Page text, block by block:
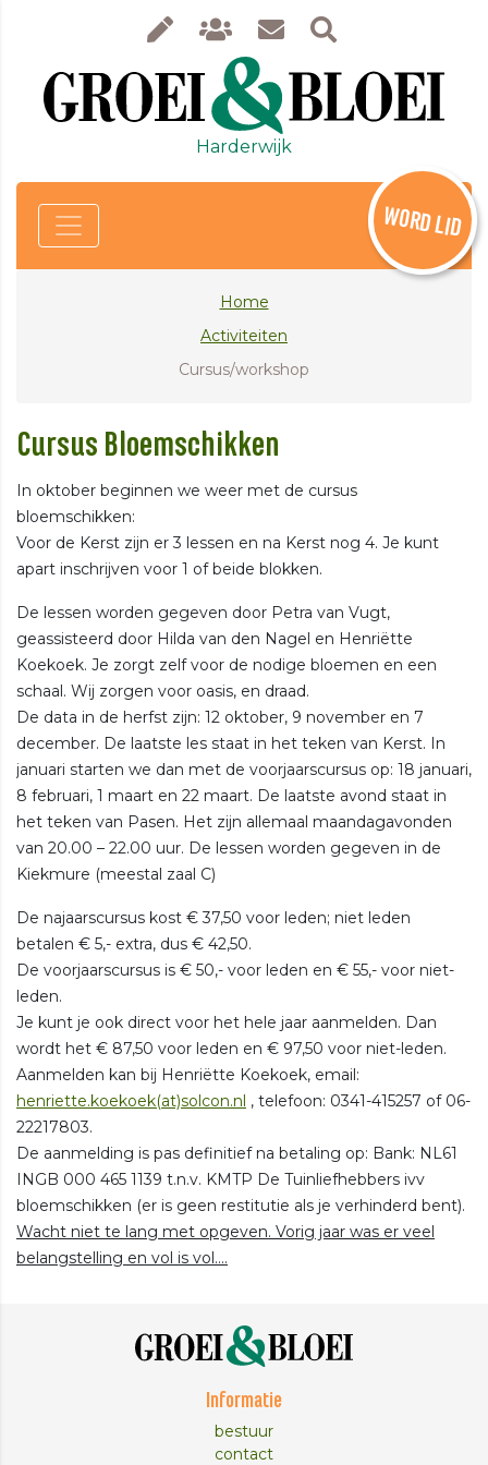
Harderwijk
WORD LID
Home
Activiteiten
Cursus/workshop
Cursus Bloemschikken
In oktober beginnen we weer met de cursus
bloemschikken:
Voor de Kerst zijn er 3 lessen en na Kerst nog 4. Je kunt
apart inschrijven voor 1 of beide blokken.
De lessen worden gegeven door Petra van Vugt,
geassisteerd door Hilda van den Nagel en Henriëtte
Koekoek. Je zorgt zelf voor de nodige bloemen en een
schaal. Wij zorgen voor oasis, en draad.
De data in de herfst zijn: 12 oktober, 9 november en 7
december. De laatste les staat in het teken van Kerst. In
januari starten we dan met de voorjaarscursus op: 18 januari,
8 februari, 1 maart en 22 maart. De laatste avond staat in
het teken van Pasen. Het zijn allemaal maandagavonden
van 20.00 – 22.00 uur. De lessen worden gegeven in de
Kiekmure (meestal zaal C)
De najaarscursus kost € 37,50 voor leden; niet leden
betalen € 5,- extra, dus € 42,50.
De voorjaarscursus is € 50,- voor leden en € 55,- voor niet-
leden.
Je kunt je ook direct voor het hele jaar aanmelden. Dan
wordt het € 87,50 voor leden en € 97,50 voor niet-leden.
Aanmelden kan bij Henriëtte Koekoek, email:
henriette.koekoek(at)solcon.nl , telefoon: 0341-415257 of 06-
22217803.
De aanmelding is pas definitief na betaling op: Bank: NL61
INGB 000 465 1139 t.n.v. KMTP De Tuinliefhebbers ivv
bloemschikken (er is geen restitutie als je verhinderd bent).
Wacht niet te lang met opgeven. Vorig jaar was er veel
belangstelling en vol is vol….
Informatie
bestuur
contact